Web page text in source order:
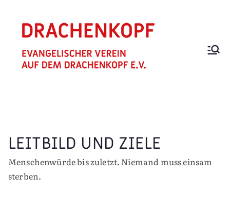
Inhalt
springen
Trägerverei
LEITBILD UND ZIELE
Menschenwürde bis zuletzt. Niemand muss einsam
sterben.